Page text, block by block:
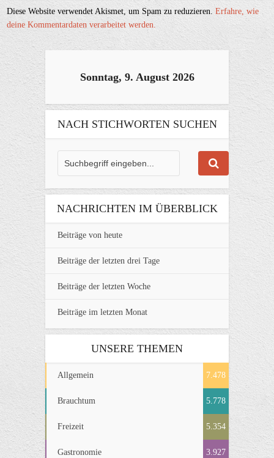
Diese Website verwendet Akismet, um Spam zu reduzieren.Erfahre, wie
deine Kommentardaten verarbeitet werden.
Sonntag, 9. August 2026
NACH STICHWORTEN SUCHEN
NACHRICHTEN IM ÜBERBLICK
Beiträge von heute
Beiträge der letzten drei Tage
Beiträge der letzten Woche
Beiträge im letzten Monat
UNSERE THEMEN
Allgemein 7.478
Brauchtum 5.778
Freizeit 5.354
Gastronomie 3.927